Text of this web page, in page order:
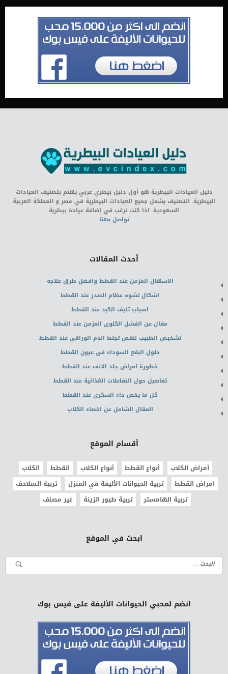
دليل العيادات البيطرية هو أول دليل بيطري عربي يهتم بتصنيف العيادات
البيطرية. التصنيف يشمل جميع العيادات البيطرية في مصر و المملكة العربية
السعودية. اذا كنت ترغب في إضافة عيادة بيطرية
تواصل معنا
أحدث المقالات
الاسهال المزمن عند القطط وافضل طرق علاجه
اشكال تشوه عظام الصدر عند القطط
اسباب تليف الكبد عند القطط
مقال عن الفشل الكلوى المزمن عند القطط
تشخيص الطبيب لنقص تجلط الدم الوراقى عند القطط
حلول البقع السوداء فى عيون القطط
خطورة امراض جلد الانف عند القطط
تفاصيل حول التفاعلات الغذائية عند القطط
كل ما يخص داء السكرى عند القطط
المقال الشامل عن اخصاء الكلاب
أقسام الموقع
أمراض الكلاب أنواع القطط أنواع الكلاب القطط
الكلاب
امراض القطط
تربية الحيوانات الأليفة في المنزل
تربية السلاحف
تربية الهامستر
تربية طيور الزينة غير مصنف
ابحث في الموقع
انضم لمحبي الحيوانات الأليفة على فيس بوك